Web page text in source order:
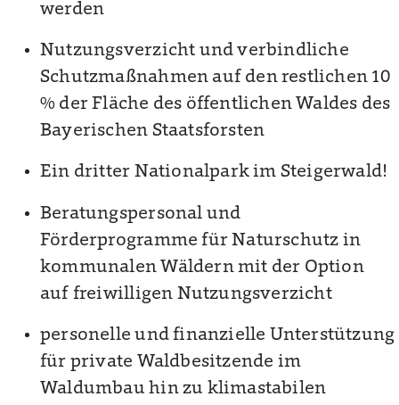
werden
Nutzungsverzicht und verbindliche
Schutzmaßnahmen auf den restlichen 10
% der Fläche des öffentlichen Waldes des
Bayerischen Staatsforsten
Ein dritter Nationalpark im Steigerwald!
Beratungspersonal und
Förderprogramme für Naturschutz in
kommunalen Wäldern mit der Option
auf freiwilligen Nutzungsverzicht
personelle und finanzielle Unterstützung
für private Waldbesitzende im
Waldumbau hin zu klimastabilen